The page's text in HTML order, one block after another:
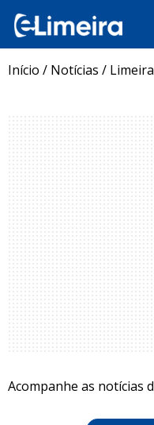
Início / Notícias / Limeira
Acompanhe as notícias